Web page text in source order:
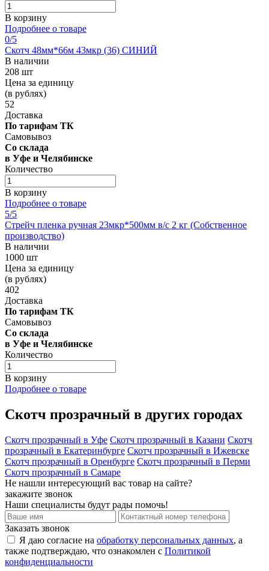
В корзину
Подробнее о товаре
0/5
Скотч 48мм*66м 43мкр (36) СИНИЙ
В наличии
208 шт
Цена за единицу
(в рублях)
52
Доставка
По тарифам ТК
Самовывоз
Со склада
в Уфе и Челябинске
Количество
В корзину
Подробнее о товаре
5/5
Стрейч пленка ручная 23мкр*500мм в/с 2 кг (Собственное
производство)
В наличии
1000 шт
Цена за единицу
(в рублях)
402
Доставка
По тарифам ТК
Самовывоз
Со склада
в Уфе и Челябинске
Количество
В корзину
Подробнее о товаре
Скотч прозрачный в других городах
Скотч прозрачный в Уфе Скотч прозрачный в Казани Скотч
прозрачный в Екатеринбурге Скотч прозрачный в Ижевске
Скотч прозрачный в Оренбурге Скотч прозрачный в Перми
Скотч прозрачный в Самаре
Не нашли интересующий вас товар на сайте?
закажите звонок
Наши специалисты будут рады помочь!
Заказать звонок
Я даю согласие на обработку персональных данных, а
также подтверждаю, что ознакомлен с Политикой
конфиденциальности